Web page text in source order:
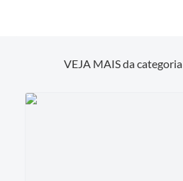
VEJA MAIS da categoria